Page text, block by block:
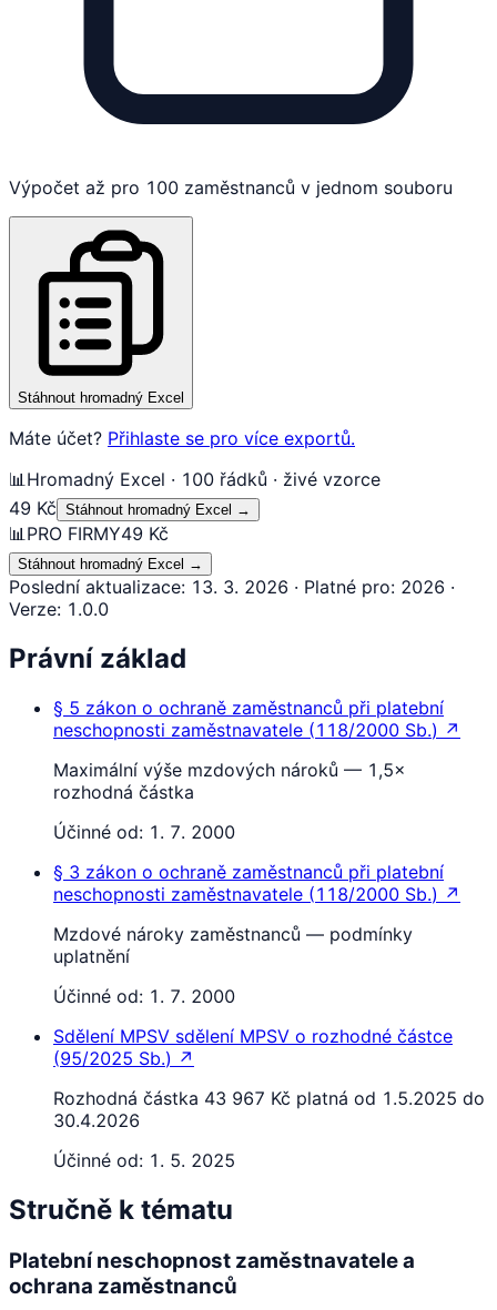
Výpočet až pro 100 zaměstnanců v jednom souboru
Stáhnout hromadný Excel
Máte účet? Přihlaste se pro více exportů.
📊 Hromadný Excel · 100 řádků · živé vzorce
49 Kč Stáhnout hromadný Excel →
📊 PRO FIRMY49 Kč
Stáhnout hromadný Excel →
Poslední aktualizace: 13. 3. 2026 · Platné pro: 2026 ·
Verze: 1.0.0
Právní základ
§ 5 zákon o ochraně zaměstnanců při platební
neschopnosti zaměstnavatele (118/2000 Sb.) ↗
Maximální výše mzdových nároků — 1,5×
rozhodná částka
Účinné od: 1. 7. 2000
§ 3 zákon o ochraně zaměstnanců při platební
neschopnosti zaměstnavatele (118/2000 Sb.) ↗
Mzdové nároky zaměstnanců — podmínky
uplatnění
Účinné od: 1. 7. 2000
Sdělení MPSV sdělení MPSV o rozhodné částce
(95/2025 Sb.) ↗
Rozhodná částka 43 967 Kč platná od 1.5.2025 do
30.4.2026
Účinné od: 1. 5. 2025
Stručně k tématu
Platební neschopnost zaměstnavatele a
ochrana zaměstnanců